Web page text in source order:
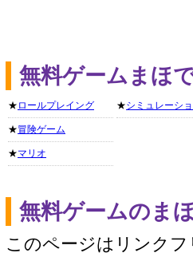
無料ゲームまほ
★ ロールプレイング
★冒険ゲーム
★マリオ
★シミュレーシ
無料ゲームのま
このページはリンク